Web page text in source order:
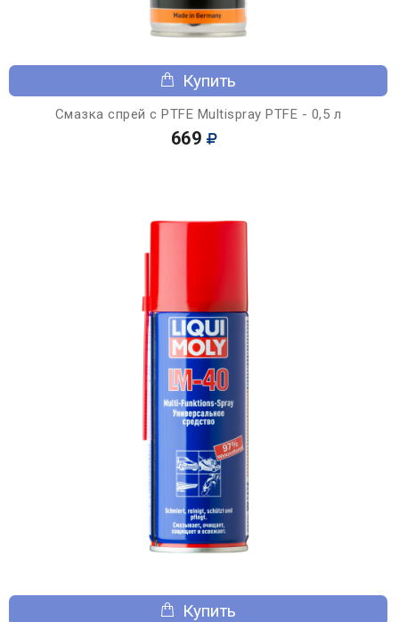
Купить
Смазка спрей с PTFE Multispray PTFE - 0,5 л
669
Купить